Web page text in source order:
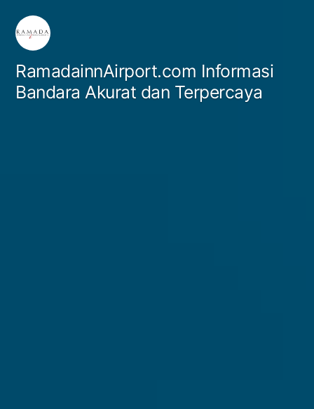
Skip
content
RamadainnAirport.com Informasi
Bandara Akurat dan Terpercaya